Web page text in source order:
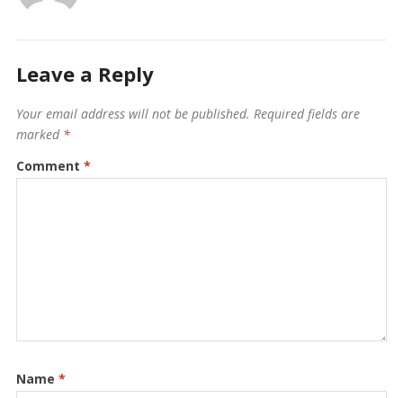
Leave a Reply
Your email address will not be published. Required fields are
marked *
Comment *
Name *